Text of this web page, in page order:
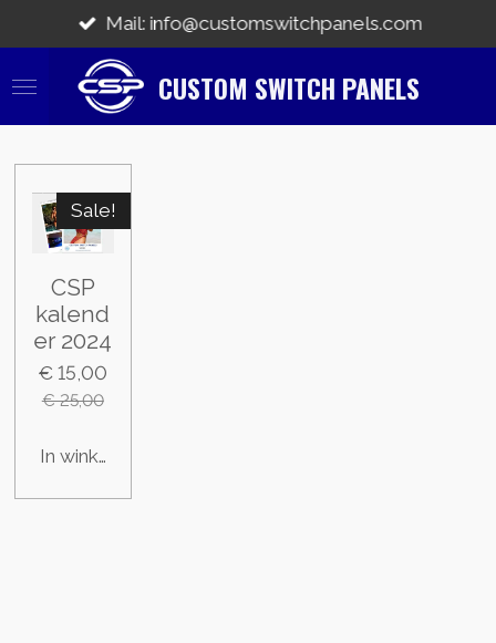
direct
naar
CUSTOM SWITCH PANELS
Mail: info@customswitchpanels.com
Sale!
CSP
kalend
er 2024
€ 15,00
€ 25,00
In winkelwagen